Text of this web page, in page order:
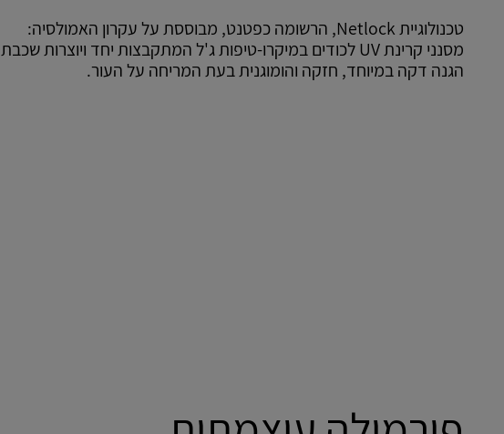
טכנולוגיית Netlock, הרשומה כפטנט, מבוססת על עקרון האמולסיה:
מסנני קרינת UV לכודים במיקרו-טיפות ג'ל המתקבצות יחד ויוצרות שכבת
הגנה דקה במיוחד, חזקה והומוגנית בעת המריחה על העור.